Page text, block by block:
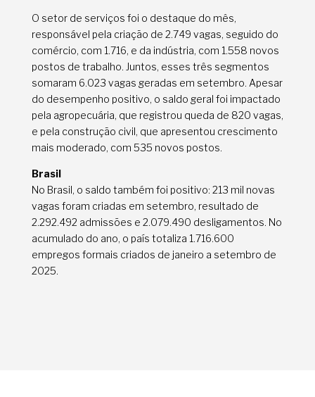
O setor de serviços foi o destaque do mês,
responsável pela criação de 2.749 vagas, seguido do
comércio, com 1.716, e da indústria, com 1.558 novos
postos de trabalho. Juntos, esses três segmentos
somaram 6.023 vagas geradas em setembro. Apesar
do desempenho positivo, o saldo geral foi impactado
pela agropecuária, que registrou queda de 820 vagas,
e pela construção civil, que apresentou crescimento
mais moderado, com 535 novos postos.
Brasil
No Brasil, o saldo também foi positivo: 213 mil novas
vagas foram criadas em setembro, resultado de
2.292.492 admissões e 2.079.490 desligamentos. No
acumulado do ano, o país totaliza 1.716.600
empregos formais criados de janeiro a setembro de
2025.